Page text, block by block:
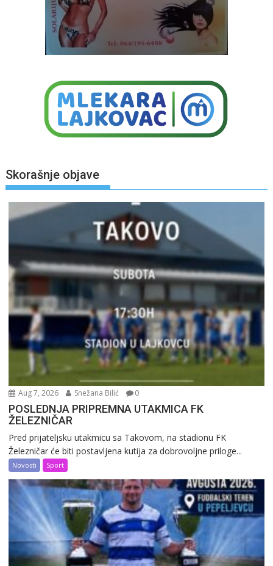
Skorašnje objave
Aug 7, 2026 Snežana Bilić 0
POSLEDNJA PRIPREMNA UTAKMICA FK
ŽELEZNIČAR
Pred prijateljsku utakmicu sa Takovom, na stadionu FK
Železničar će biti postavljena kutija za dobrovoljne priloge...
Novosti Sport